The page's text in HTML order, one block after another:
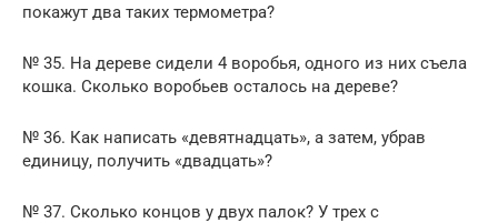
покажут два таких термометра?
№ 35. На дереве сидели 4 воробья, одного из них съела
кошка. Сколько воробьев осталось на дереве?
№ 36. Как написать «девятнадцать», а затем, убрав
единицу, получить «двадцать»?
№ 37. Сколько концов у двух палок? У трех с